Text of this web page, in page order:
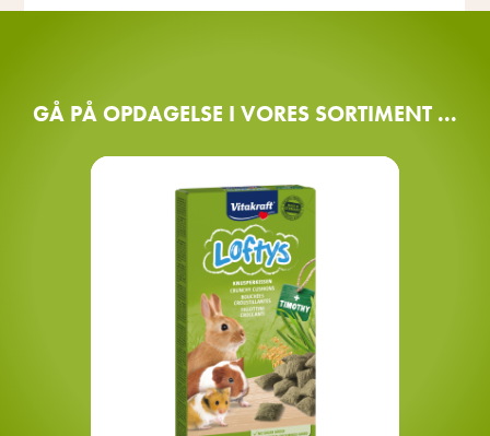
GÅ PÅ OPDAGELSE I VORES SORTIMENT ...